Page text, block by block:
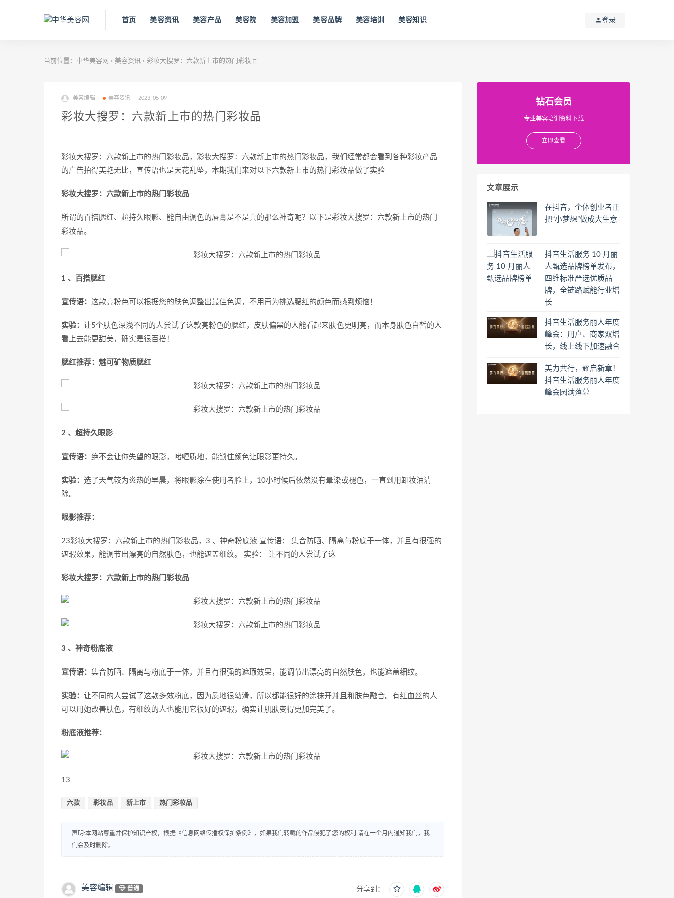
首页 美容资讯 美容产品 美容院 美容加盟 美容品牌 美容培训 美容知识 登录
当前位置： 中华美容网 > 美容资讯 > 彩妆大搜罗：六款新上市的热门彩妆品
美容编辑 美容资讯 2023-05-09
彩妆大搜罗：六款新上市的热门彩妆品
彩妆大搜罗：六款新上市的热门彩妆品，彩妆大搜罗：六款新上市的热门彩妆品，我们经常都会看到各种彩妆产品
的广告拍得美艳无比，宣传语也是天花乱坠，本期我们来对以下六款新上市的热门彩妆品做了实验
彩妆大搜罗：六款新上市的热门彩妆品
所谓的百搭腮红、超持久眼影、能自由调色的唇膏是不是真的那么神奇呢？以下是彩妆大搜罗：六款新上市的热门
彩妆品。
1 、百搭腮红
宣传语： 这款亮粉色可以根据您的肤色调整出最佳色调，不用再为挑选腮红的颜色而感到烦恼！
实验： 让5个肤色深浅不同的人尝试了这款亮粉色的腮红，皮肤偏黑的人能看起来肤色更明亮，而本身肤色白皙的人
看上去能更甜美，确实是很百搭！
腮红推荐：魅可矿物质腮红
2 、超持久眼影
宣传语： 绝不会让你失望的眼影，啫喱质地，能锁住颜色让眼影更持久。
实验： 选了天气较为炎热的早晨，将眼影涂在使用者脸上，10小时候后依然没有晕染或褪色，一直到用卸妆油清
除。
眼影推荐：
23彩妆大搜罗：六款新上市的热门彩妆品，3 、神奇粉底液 宣传语： 集合防晒、隔离与粉底于一体，并且有很强的
遮瑕效果，能调节出漂亮的自然肤色，也能遮盖细纹。 实验： 让不同的人尝试了这
彩妆大搜罗：六款新上市的热门彩妆品
3 、神奇粉底液
宣传语： 集合防晒、隔离与粉底于一体，并且有很强的遮瑕效果，能调节出漂亮的自然肤色，也能遮盖细纹。
实验： 让不同的人尝试了这款多效粉底，因为质地很幼滑，所以都能很好的涂抹开并且和肤色融合。有红血丝的人
可以用她改善肤色，有细纹的人也能用它很好的遮瑕，确实让肌肤变得更加完美了。
粉底液推荐：
13
六款 彩妆品 新上市 热门彩妆品
声明:本网站尊重并保护知识产权，根据《信息网络传播权保护条例》，如果我们转载的作品侵犯了您的权利,请在一个月内通知我们，我
们会及时删除。
美容编辑 普通 分享到：
钻石会员
专业美容培训资料下载
立即查看
文章展示
在抖音，个体创业者正
把“小梦想”做成大生意
抖音生活服务 10 月丽
人甄选品牌榜单发布，
四维标准严选优质品
牌，全链路赋能行业增
长
抖音生活服务丽人年度
峰会：用户、商家双增
长，线上线下加速融合
美力共行，耀启新章！
抖音生活服务丽人年度
峰会圆满落幕